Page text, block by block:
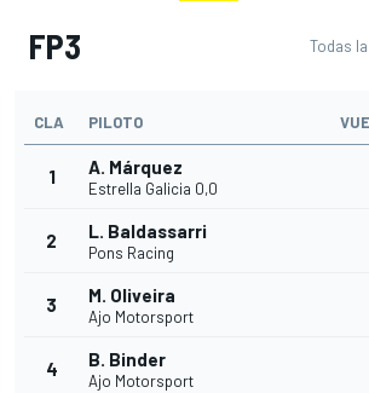
FP3 Todas
CLA PILOTO
1 A. Márquez
Estrella Galicia 0,0
2 L. Baldassarri
Pons Racing
3 M. Oliveira
Ajo Motorsport
4 B. Binder
Ajo Motorsport